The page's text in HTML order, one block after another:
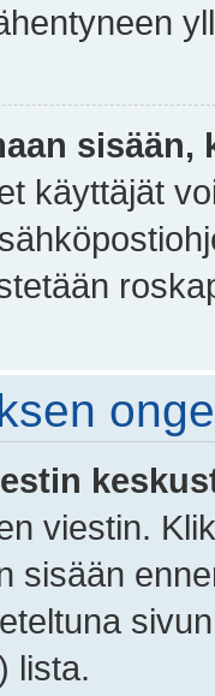
sisään,
käyttäjät
viestin.
sisään
lista.